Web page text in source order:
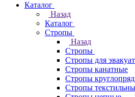
Каталог
Назад
Каталог
Стропы
Назад
Стропы
Стропы для
Стропы канатные
Стропы
Стропы